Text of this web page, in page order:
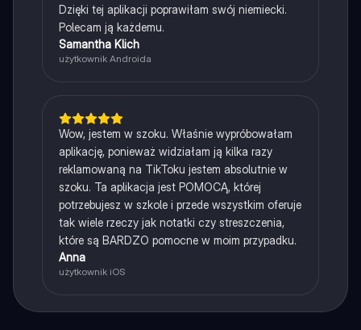
Dzięki tej aplikacji poprawiłam swój niemiecki.
Polecam ją każdemu.
Samantha Klich
użytkownik Androida
Wow, jestem w szoku. Właśnie wypróbowałam
aplikację, ponieważ widziałam ją kilka razy
reklamowaną na TikToku jestem absolutnie w
szoku. Ta aplikacja jest POMOCĄ, której
potrzebujesz w szkole i przede wszystkim oferuje
tak wiele rzeczy jak notatki czy streszczenia,
które są BARDZO pomocne w moim przypadku.
Anna
użytkownik iOS